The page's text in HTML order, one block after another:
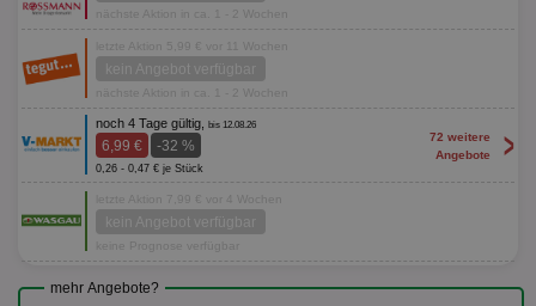
nächste Aktion in ca. 1 - 2 Wochen
letzte Aktion 5,99 € vor 11 Wochen
kein Angebot verfügbar
nächste Aktion in ca. 1 - 2 Wochen
noch 4 Tage gültig, bis 12.08.26
6,99 € -32 %
0,26 - 0,47 € je Stück
72 weitere
Angebote
>
letzte Aktion 7,99 € vor 4 Wochen
kein Angebot verfügbar
keine Prognose verfügbar
mehr Angebote?